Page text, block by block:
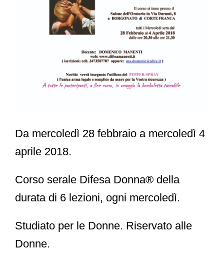
Da mercoledì 28 febbraio a mercoledì 4
aprile 2018.
Corso serale Difesa Donna® della
durata di 6 lezioni, ogni mercoledì.
Studiato per le Donne. Riservato alle
Donne.